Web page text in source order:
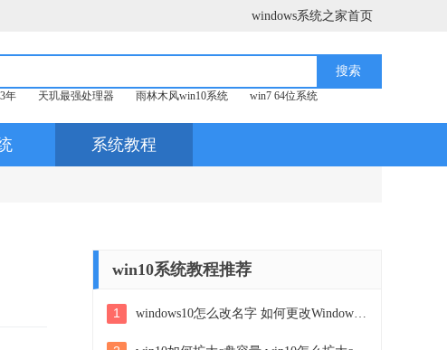
windows系统之家首页
年 天玑最强处理器 雨林木风win10系统 win7 64位系统
系统教程
win10系统教程推荐
1 windows10怎么改名字 如何更改Windows10用户名